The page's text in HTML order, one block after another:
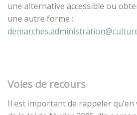
une alternative accessible ou
une autre forme :
Voies de recours
Il est important de rappeler qu’en